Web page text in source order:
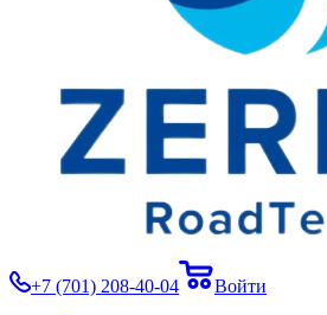
+7 (701) 208-40-04
Войти